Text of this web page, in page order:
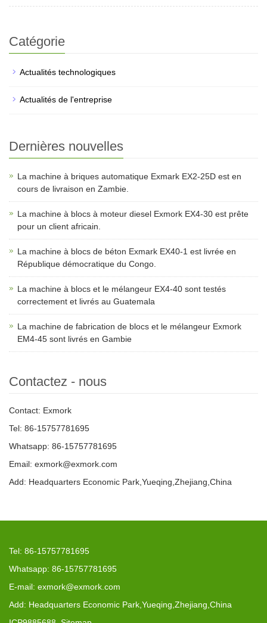
Catégorie
Actualités technologiques
Actualités de l'entreprise
Dernières nouvelles
La machine à briques automatique Exmark EX2-25D est en
cours de livraison en Zambie.
La machine à blocs à moteur diesel Exmork EX4-30 est prête
pour un client africain.
La machine à blocs de béton Exmark EX40-1 est livrée en
République démocratique du Congo.
La machine à blocs et le mélangeur EX4-40 sont testés
correctement et livrés au Guatemala
La machine de fabrication de blocs et le mélangeur Exmork
EM4-45 sont livrés en Gambie
Contactez - nous
Contact: Exmork
Tel: 86-15757781695
Whatsapp: 86-15757781695
Email: exmork@exmork.com
Add: Headquarters Economic Park,Yueqing,Zhejiang,China
Tel: 86-15757781695
Whatsapp: 86-15757781695
E-mail: exmork@exmork.com
Add: Headquarters Economic Park,Yueqing,Zhejiang,China